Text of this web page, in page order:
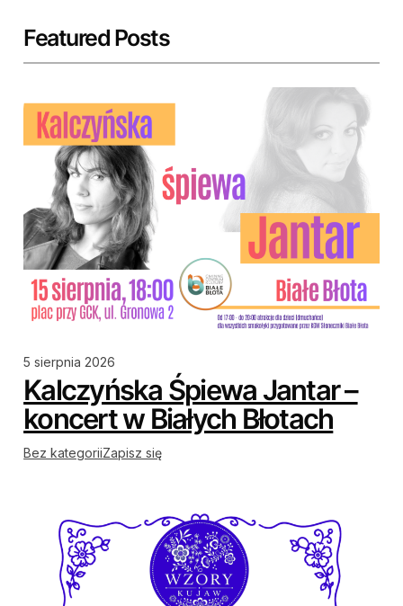
Featured Posts
5 sierpnia 2026
Kalczyńska Śpiewa Jantar –
koncert w Białych Błotach
Bez kategoriiZapisz się